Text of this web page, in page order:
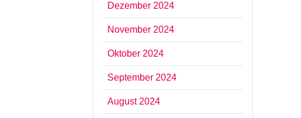
Dezember 2024
November 2024
Oktober 2024
September 2024
August 2024